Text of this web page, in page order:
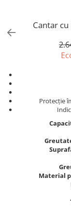
OIML M1
Greutati individuale
OIML E1
OIML E2
Greutati
Bare suport
Bacuri cu surub
Masurarea fortei -
Masurarea
Testere pietre
Masurare cuplu
Masurare cuplu
filet
Masurare cuplu
Masurarea
Masurarea
Masurarea
Metoda Echo-Echo
Mediul si
Elemente de
Imprimante
Kit pentru
Masa de cantarire
Modul de interfatare
Placi etalon
Platforme de
Rampe si Rame
Set calibrare
Balustrade
Instrumente de
Cantar cu
Protecție
Material